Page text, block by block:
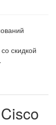
скидкой